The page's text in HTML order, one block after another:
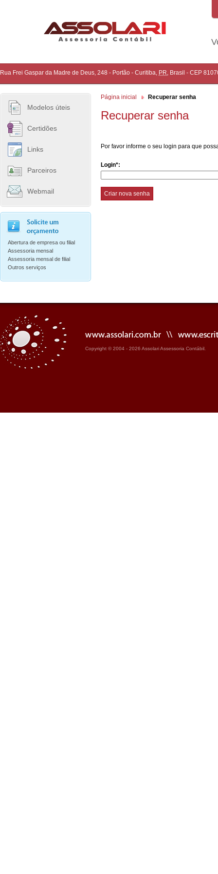
Rua Frei Gaspar da Madre de Deus, 248 - Portão - Curitiba, PR, Brasil - CEP
Modelos úteis
Certidões
Links
Parceiros
Webmail
Abertura de empresa ou filial
Assessoria mensal
Assessoria mensal de filial
Outros serviços
Página inicial Recuperar senha
Recuperar senha
Por favor informe o seu login para que
Login*:
Criar nova senha
Copyright © 2004 - 2026 Assolari Assessoria Contábil.